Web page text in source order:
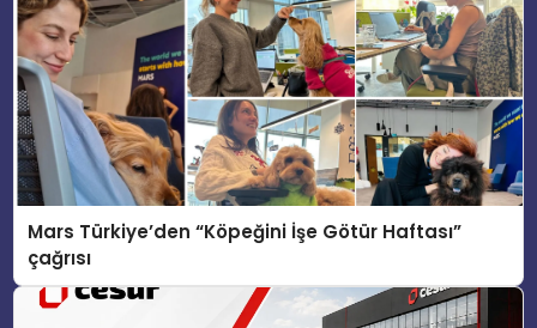
Mars Türkiye’den “Köpeğini İşe Götür Haftası”
çağrısı